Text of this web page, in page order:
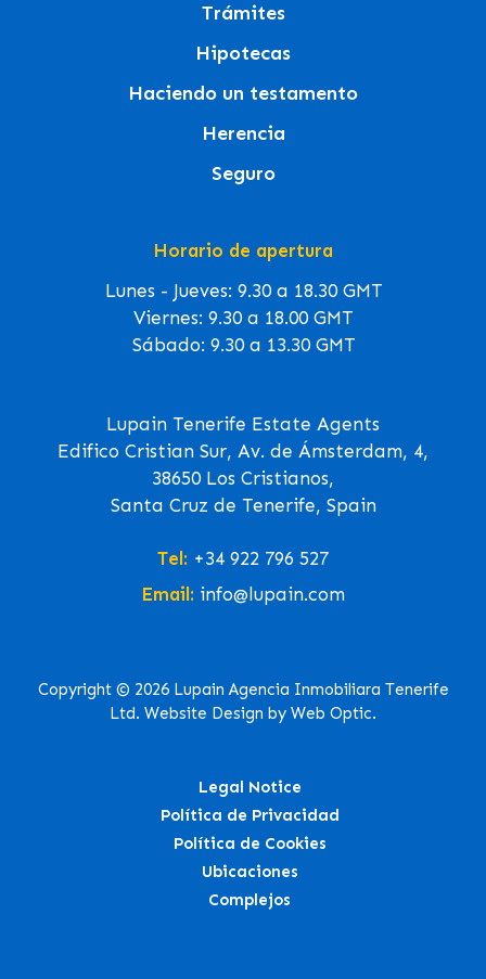
Trámites
Hipotecas
Haciendo un testamento
Herencia
Seguro
Horario de apertura
Lunes - Jueves: 9.30 a 18.30 GMT
Viernes: 9.30 a 18.00 GMT
Sábado: 9.30 a 13.30 GMT
Lupain Tenerife Estate Agents
Edifico Cristian Sur, Av. de Ámsterdam, 4,
38650 Los Cristianos,
Santa Cruz de Tenerife, Spain
Tel: +34 922 796 527
Email: info@lupain.com
Copyright © 2026 Lupain Agencia Inmobiliara Tenerife
Ltd. Website Design by Web Optic.
Legal Notice
Política de Privacidad
Política de Cookies
Ubicaciones
Complejos